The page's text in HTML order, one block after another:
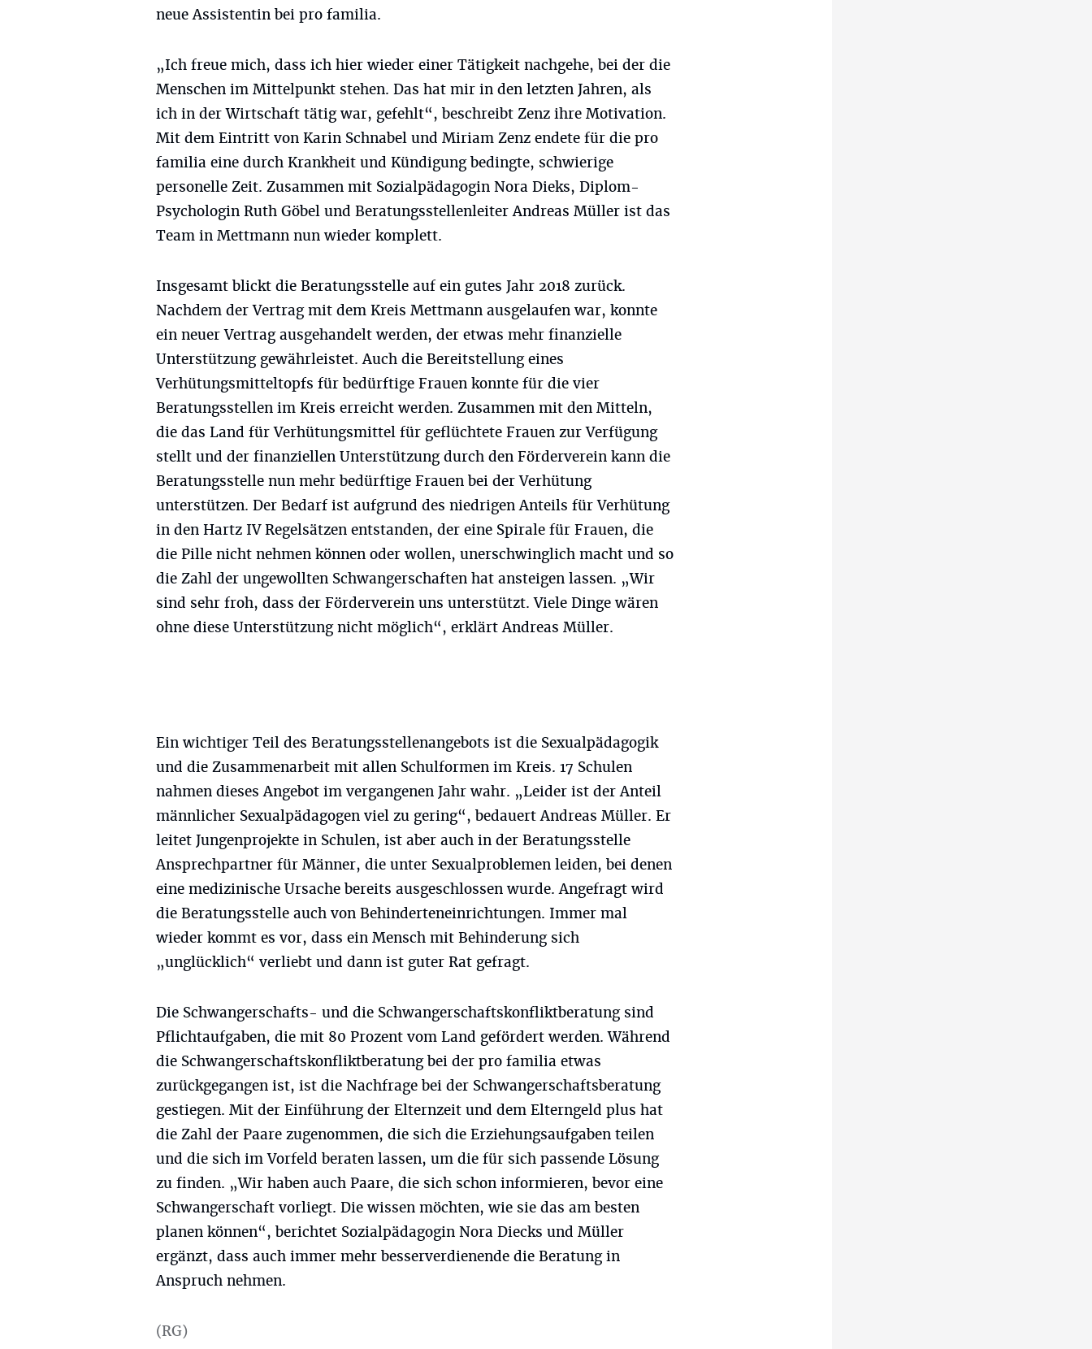
neue Assistentin bei pro familia.
„Ich freue mich, dass ich hier wieder einer Tätigkeit nachgehe, bei der die
Menschen im Mittelpunkt stehen. Das hat mir in den letzten Jahren, als
ich in der Wirtschaft tätig war, gefehlt“, beschreibt Zenz ihre Motivation.
Mit dem Eintritt von Karin Schnabel und Miriam Zenz endete für die pro
familia eine durch Krankheit und Kündigung bedingte, schwierige
personelle Zeit. Zusammen mit Sozialpädagogin Nora Dieks, Diplom-
Psychologin Ruth Göbel und Beratungsstellenleiter Andreas Müller ist das
Team in Mettmann nun wieder komplett.
Insgesamt blickt die Beratungsstelle auf ein gutes Jahr 2018 zurück.
Nachdem der Vertrag mit dem Kreis Mettmann ausgelaufen war, konnte
ein neuer Vertrag ausgehandelt werden, der etwas mehr finanzielle
Unterstützung gewährleistet. Auch die Bereitstellung eines
Verhütungsmitteltopfs für bedürftige Frauen konnte für die vier
Beratungsstellen im Kreis erreicht werden. Zusammen mit den Mitteln,
die das Land für Verhütungsmittel für geflüchtete Frauen zur Verfügung
stellt und der finanziellen Unterstützung durch den Förderverein kann die
Beratungsstelle nun mehr bedürftige Frauen bei der Verhütung
unterstützen. Der Bedarf ist aufgrund des niedrigen Anteils für Verhütung
in den Hartz IV Regelsätzen entstanden, der eine Spirale für Frauen, die
die Pille nicht nehmen können oder wollen, unerschwinglich macht und so
die Zahl der ungewollten Schwangerschaften hat ansteigen lassen. „Wir
sind sehr froh, dass der Förderverein uns unterstützt. Viele Dinge wären
ohne diese Unterstützung nicht möglich“, erklärt Andreas Müller.
Ein wichtiger Teil des Beratungsstellenangebots ist die Sexualpädagogik
und die Zusammenarbeit mit allen Schulformen im Kreis. 17 Schulen
nahmen dieses Angebot im vergangenen Jahr wahr. „Leider ist der Anteil
männlicher Sexualpädagogen viel zu gering“, bedauert Andreas Müller. Er
leitet Jungenprojekte in Schulen, ist aber auch in der Beratungsstelle
Ansprechpartner für Männer, die unter Sexualproblemen leiden, bei denen
eine medizinische Ursache bereits ausgeschlossen wurde. Angefragt wird
die Beratungsstelle auch von Behinderteneinrichtungen. Immer mal
wieder kommt es vor, dass ein Mensch mit Behinderung sich
„unglücklich“ verliebt und dann ist guter Rat gefragt.
Die Schwangerschafts- und die Schwangerschaftskonfliktberatung sind
Pflichtaufgaben, die mit 80 Prozent vom Land gefördert werden. Während
die Schwangerschaftskonfliktberatung bei der pro familia etwas
zurückgegangen ist, ist die Nachfrage bei der Schwangerschaftsberatung
gestiegen. Mit der Einführung der Elternzeit und dem Elterngeld plus hat
die Zahl der Paare zugenommen, die sich die Erziehungsaufgaben teilen
und die sich im Vorfeld beraten lassen, um die für sich passende Lösung
zu finden. „Wir haben auch Paare, die sich schon informieren, bevor eine
Schwangerschaft vorliegt. Die wissen möchten, wie sie das am besten
planen können“, berichtet Sozialpädagogin Nora Diecks und Müller
ergänzt, dass auch immer mehr besserverdienende die Beratung in
Anspruch nehmen.
(RG)